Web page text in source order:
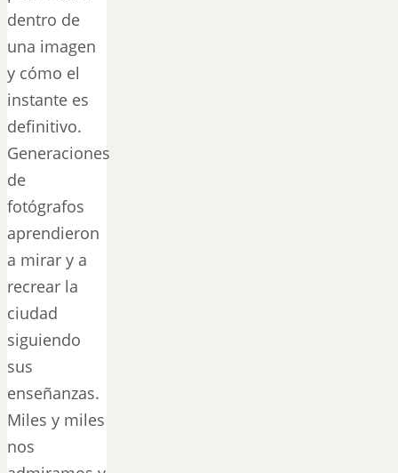
dentro de
una imagen
y cómo el
instante es
definitivo.
Generaciones
de
fotógrafos
aprendieron
a mirar y a
recrear la
ciudad
siguiendo
sus
enseñanzas.
Miles y miles
nos